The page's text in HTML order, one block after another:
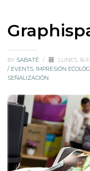
BY SABATÉ / LUNES, 16
/ EVENTS, IMPRESIÓN
SEÑALIZACIÓN